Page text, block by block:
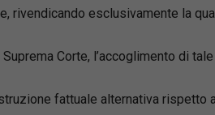
rivendicando esclusivamente la
Corte, l’accoglimento di
fattuale alternativa rispetto